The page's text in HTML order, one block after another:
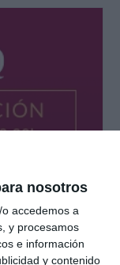
nosotros
accedemos a
y procesamos
e información
y contenido